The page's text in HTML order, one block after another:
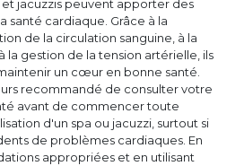
et jacuzzis peuvent apporter des
santé cardiaque. Grâce à la
de la circulation sanguine, à la
la gestion de la tension artérielle, ils
un cœur en bonne santé.
recommandé de consulter votre
avant de commencer toute
d'un spa ou jacuzzi, surtout si
de problèmes cardiaques. En
appropriées et en utilisant